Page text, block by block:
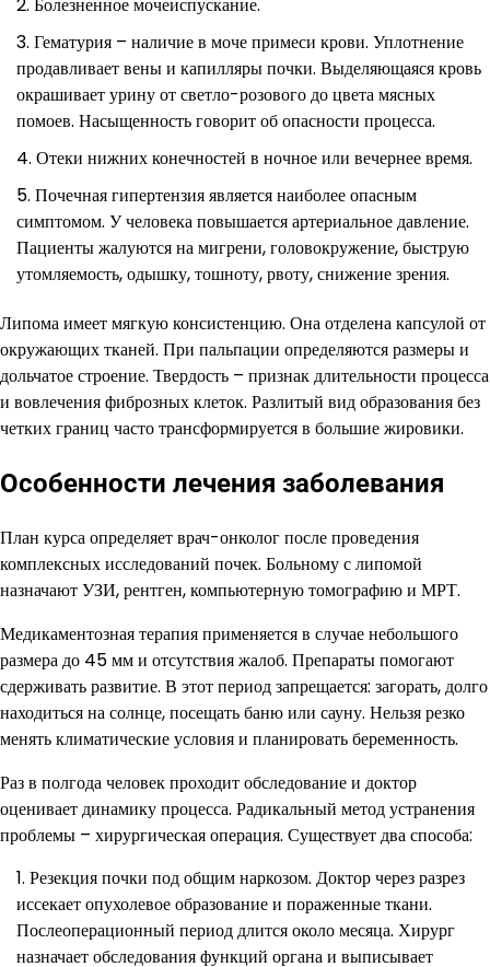
Болезненное мочеиспускание.
Гематурия – наличие в моче примеси крови. Уплотнение
продавливает вены и капилляры почки. Выделяющаяся кровь
окрашивает урину от светло-розового до цвета мясных
помоев. Насыщенность говорит об опасности процесса.
Отеки нижних конечностей в ночное или вечернее время.
Почечная гипертензия является наиболее опасным
симптомом. У человека повышается артериальное давление.
Пациенты жалуются на мигрени, головокружение, быструю
утомляемость, одышку, тошноту, рвоту, снижение зрения.
Липома имеет мягкую консистенцию. Она отделена капсулой от
окружающих тканей. При пальпации определяются размеры и
дольчатое строение. Твердость – признак длительности процесса
и вовлечения фиброзных клеток. Разлитый вид образования без
четких границ часто трансформируется в большие жировики.
Особенности лечения заболевания
План курса определяет врач-онколог после проведения
комплексных исследований почек. Больному с липомой
назначают УЗИ, рентген, компьютерную томографию и МРТ.
Медикаментозная терапия применяется в случае небольшого
размера до 45 мм и отсутствия жалоб. Препараты помогают
сдерживать развитие. В этот период запрещается: загорать, долго
находиться на солнце, посещать баню или сауну. Нельзя резко
менять климатические условия и планировать беременность.
Раз в полгода человек проходит обследование и доктор
оценивает динамику процесса. Радикальный метод устранения
проблемы – хирургическая операция. Существует два способа:
Резекция почки под общим наркозом. Доктор через разрез
иссекает опухолевое образование и пораженные ткани.
Послеоперационный период длится около месяца. Хирург
назначает обследования функций органа и выписывает